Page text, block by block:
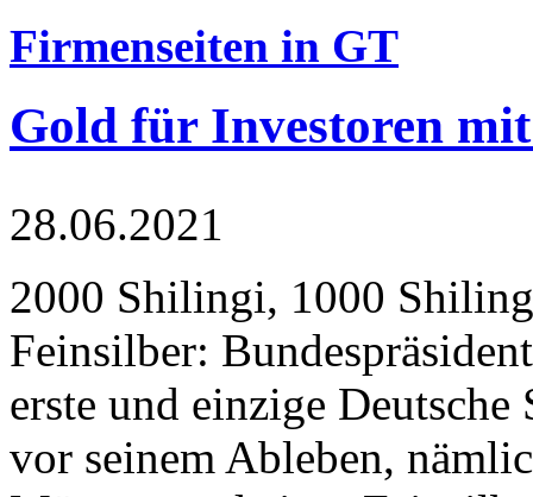
Firmenseiten in GT
Gold für Investoren
28.06.2021
2000 Shilingi, 1000
Feinsilber:
erste und einzige Deutsche
vor seinem Ableben,